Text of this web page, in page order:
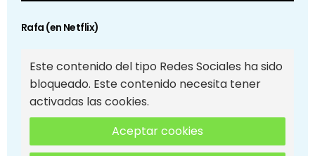
Rafa (en Netflix)
Este contenido del tipo Redes Sociales ha sido
bloqueado. Este contenido necesita tener
activadas las cookies.
Aceptar cookies